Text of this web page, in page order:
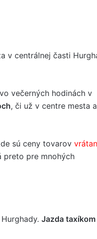
v centrálnej časti
večerných hodinách v
, či už v centre mesta
sú ceny tovarov
preto pre mnohých
Jazda